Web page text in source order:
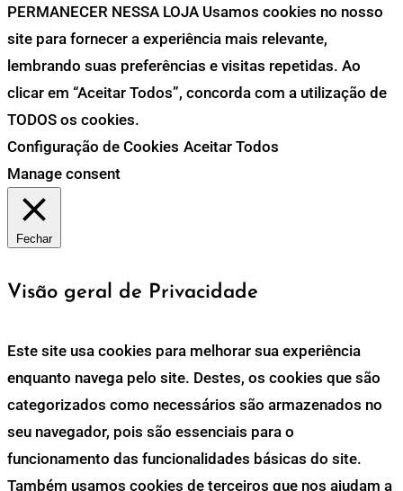
PERMANECER NESSA LOJA Usamos cookies no nosso
site para fornecer a experiência mais relevante,
lembrando suas preferências e visitas repetidas. Ao
clicar em “Aceitar Todos”, concorda com a utilização de
TODOS os cookies.
Configuração de Cookies Aceitar Todos
Manage consent
Fechar
Visão geral de Privacidade
Este site usa cookies para melhorar sua experiência
enquanto navega pelo site. Destes, os cookies que são
categorizados como necessários são armazenados no
seu navegador, pois são essenciais para o
funcionamento das funcionalidades básicas do site.
Também usamos cookies de terceiros que nos ajudam a